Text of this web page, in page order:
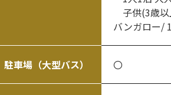
子供(3歳以
バンガロー/
駐車場（大型バス） 〇